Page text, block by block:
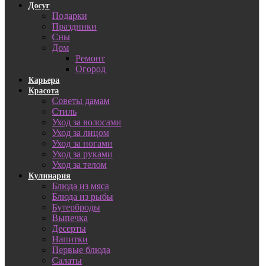
Досуг
Подарки
Праздники
Сны
Дом
Ремонт
Огород
Карьера
Красота
Советы дамам
Стиль
Уход за волосами
Уход за лицом
Уход за ногами
Уход за руками
Уход за телом
Кулинария
Блюда из мяса
Блюда из рыбы
Бутерброды
Выпечка
Десерты
Напитки
Первые блюда
Салаты